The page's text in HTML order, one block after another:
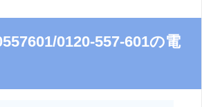
0120-557-601の電